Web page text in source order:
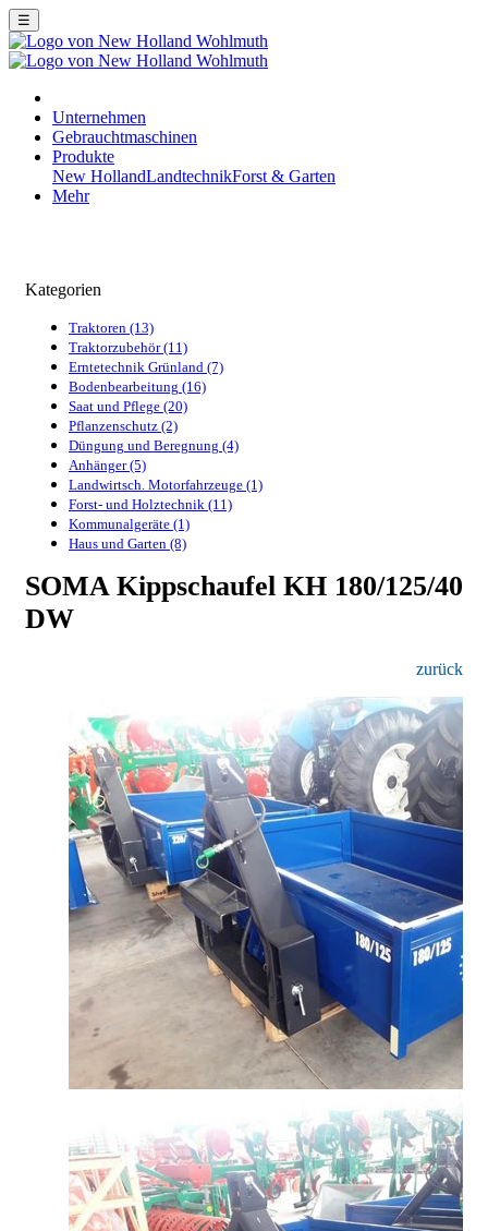
☰
Unternehmen
Gebrauchtmaschinen
Produkte
New HollandLandtechnikForst & Garten
Mehr
Kategorien
Traktoren (13)
Traktorzubehör (11)
Erntetechnik Grünland (7)
Bodenbearbeitung (16)
Saat und Pflege (20)
Pflanzenschutz (2)
Düngung und Beregnung (4)
Anhänger (5)
Landwirtsch. Motorfahrzeuge (1)
Forst- und Holztechnik (11)
Kommunalgeräte (1)
Haus und Garten (8)
SOMA Kippschaufel KH 180/125/40
DW
zurück